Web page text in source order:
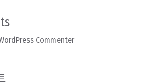
Commenter